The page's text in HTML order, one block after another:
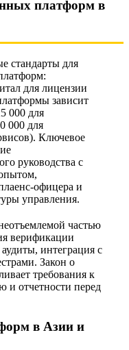
платформ в
стандарты для
для лицензии
зависит
000 для
000 для
Ключевое
руководства с
офицера и
управления.
частью
верификации
интеграция с
Закон о
требования к
и отчетности перед
в Азии и